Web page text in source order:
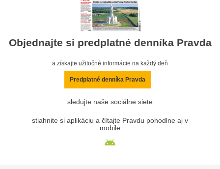
Objednajte si predplatné denníka Pravda
a získajte užitočné informácie na každý deň
Predplatné denníka Pravda
sledujte naše sociálne siete
stiahnite si aplikáciu a čítajte Pravdu pohodlne aj v
mobile